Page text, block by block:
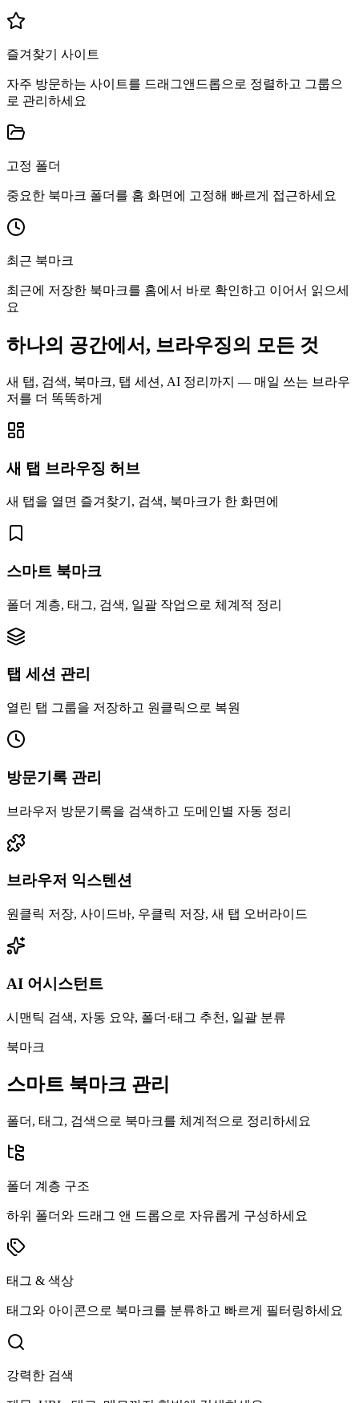
즐겨찾기 사이트
자주 방문하는 사이트를 드래그앤드롭으로 정렬하고 그룹으
로 관리하세요
고정 폴더
중요한 북마크 폴더를 홈 화면에 고정해 빠르게 접근하세요
최근 북마크
최근에 저장한 북마크를 홈에서 바로 확인하고 이어서 읽으세
요
하나의 공간에서, 브라우징의 모든 것
새 탭, 검색, 북마크, 탭 세션, AI 정리까지 — 매일 쓰는 브라우
저를 더 똑똑하게
새 탭 브라우징 허브
새 탭을 열면 즐겨찾기, 검색, 북마크가 한 화면에
스마트 북마크
폴더 계층, 태그, 검색, 일괄 작업으로 체계적 정리
탭 세션 관리
열린 탭 그룹을 저장하고 원클릭으로 복원
방문기록 관리
브라우저 방문기록을 검색하고 도메인별 자동 정리
브라우저 익스텐션
원클릭 저장, 사이드바, 우클릭 저장, 새 탭 오버라이드
AI 어시스턴트
시맨틱 검색, 자동 요약, 폴더·태그 추천, 일괄 분류
북마크
스마트 북마크 관리
폴더, 태그, 검색으로 북마크를 체계적으로 정리하세요
폴더 계층 구조
하위 폴더와 드래그 앤 드롭으로 자유롭게 구성하세요
태그 & 색상
태그와 아이콘으로 북마크를 분류하고 빠르게 필터링하세요
강력한 검색